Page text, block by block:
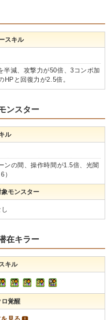
スキル
半減、攻撃力が50倍、3コンボ加
HPと回復力が2.5倍。
ンスター
ル
ンの間、操作時間が1.5倍、光闇
）
象モンスター
在キラー
キル
ロ覚醒